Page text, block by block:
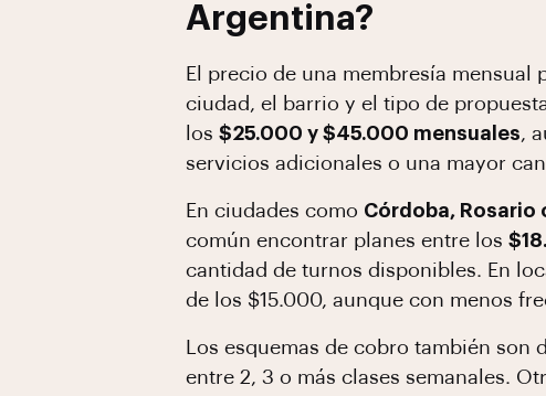
Argentina?
El precio de una membresía
ciudad, el barrio y el tipo de
los $25.000 y $45.000 mensuales,
servicios adicionales o una mayor
En ciudades como Córdoba, Rosario
común encontrar planes entre los
cantidad de turnos disponibles. En
de los $15.000, aunque con menos
Los esquemas de cobro también
entre 2, 3 o más clases semanales.